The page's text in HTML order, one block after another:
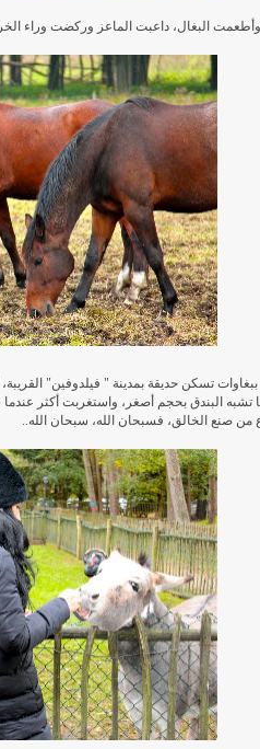
البغال، داعبت الماعز وركضت وراء
تسكن حديقة بمدينة " فيلدوفين"
تشبه البندق بحجم أصغر، واستغربت أكثر عندما
من صنع الخالق، فسبحان الله، سبحان الله..